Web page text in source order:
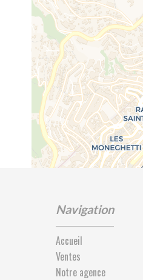
Navigation
Accueil
Ventes
Notre agence